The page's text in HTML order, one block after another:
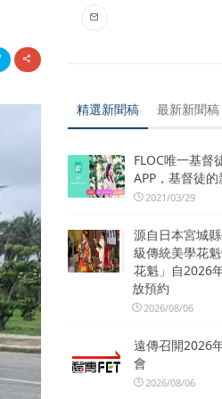
精選新聞稿 最新新聞稿
FLOC唯一基督
APP，基督徒
2021/03/29
源自日本宮城
級傳統美學花
花魁」自2026
放預約
2026/08/06
遠傳召開2026
會
2026/08/06